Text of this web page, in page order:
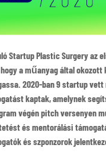
Startup Plastic Surgery az
a műanyag által
2020-ban 9 startup
kaptak, amelynek
végén pitch versenyen
és mentorálási
és szponzorok